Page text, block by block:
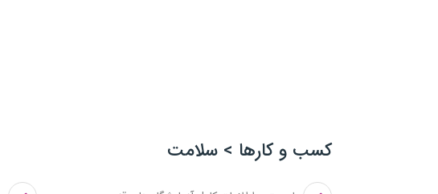
کسب و کارها > سلامت